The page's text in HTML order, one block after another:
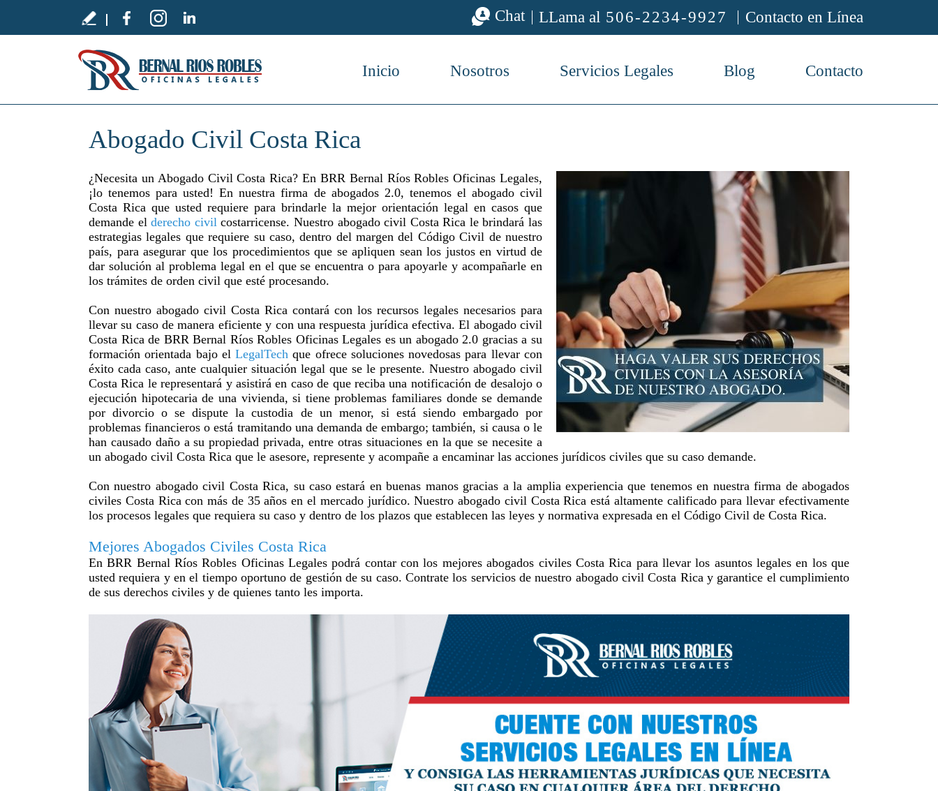
Contacto en Línea
506-2234-9927
LLama al
Chat
Inicio Nosotros Servicios Legales Blog Contacto
Abogado Civil Costa Rica
¿Necesita un Abogado Civil Costa Rica? En BRR Bernal Ríos Robles Oficinas Legales,
¡lo tenemos para usted! En nuestra firma de abogados 2.0, tenemos el abogado civil
Costa Rica que usted requiere para brindarle la mejor orientación legal en casos que
demande elderecho civilcostarricense. Nuestro abogado civil Costa Rica le brindará las
estrategias legales que requiere su caso, dentro del margen del Código Civil de nuestro
país, para asegurar que los procedimientos que se apliquen sean los justos en virtud de
dar solución al problema legal en el que se encuentra o para apoyarle y acompañarle en
los trámites de orden civil que esté procesando.
Con nuestro abogado civil Costa Rica contará con los recursos legales necesarios para
llevar su caso de manera eficiente y con una respuesta jurídica efectiva. El abogado civil
Costa Rica de BRR Bernal Ríos Robles Oficinas Legales es un abogado 2.0 gracias a su
formación orientada bajo elLegalTech que ofrece soluciones novedosas para llevar con
éxito cada caso, ante cualquier situación legal que se le presente. Nuestro abogado civil
Costa Rica le representará y asistirá en caso de que reciba una notificación de desalojo o
ejecución hipotecaria de una vivienda, si tiene problemas familiares donde se demande
por divorcio o se dispute la custodia de un menor, si está siendo embargado por
problemas financieros o está tramitando una demanda de embargo; también, si causa o le
han causado daño a su propiedad privada, entre otras situaciones en la que se necesite a
un abogado civil Costa Rica que le asesore, represente y acompañe a encaminar las acciones jurídicos civiles que su caso demande.
Con nuestro abogado civil Costa Rica, su caso estará en buenas manos gracias a la amplia experiencia que tenemos en nuestra firma de abogados
civiles Costa Rica con más de 35 años en el mercado jurídico. Nuestro abogado civil Costa Rica está altamente calificado para llevar efectivamente
los procesos legales que requiera su caso y dentro de los plazos que establecen las leyes y normativa expresada en el Código Civil de Costa Rica.
Mejores Abogados Civiles Costa Rica
En BRR Bernal Ríos Robles Oficinas Legales podrá contar con los mejores abogados civiles Costa Rica para llevar los asuntos legales en los que
usted requiera y en el tiempo oportuno de gestión de su caso. Contrate los servicios de nuestro abogado civil Costa Rica y garantice el cumplimiento
de sus derechos civiles y de quienes tanto les importa.